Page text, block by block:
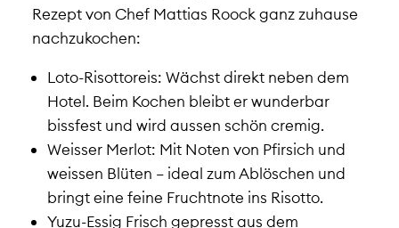
Rezept von Chef Mattias Roock ganz zuhause
nachzukochen:
Loto-Risottoreis: Wächst direkt neben dem
Hotel. Beim Kochen bleibt er wunderbar
bissfest und wird aussen schön cremig.
Weisser Merlot: Mit Noten von Pfirsich und
weissen Blüten – ideal zum Ablöschen und
bringt eine feine Fruchtnote ins Risotto.
Yuzu-Essig Frisch gepresst aus dem